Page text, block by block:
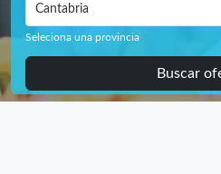
Cantabria
Seleciona una provincia
Buscar